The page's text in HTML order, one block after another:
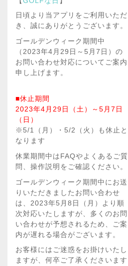
日頃より当アプリをご利用いただ
き、誠にありがとうございます。
ゴールデンウィーク期間中
（2023年4月29日～5月7日）の
お問い合わせ対応についてご案内
申し上げます。
■休止期間
2023年4月29日（土）～5月7日
（日）
※5/1（月）・5/2（火）も休止と
なります
休業期間中はFAQやよくあるご質
問、操作説明をご確認ください。
ゴールデンウィーク期間中にお送
りいただきましたお問い合わせ
は、2023年5月8日（月）より順
次対応いたしますが、多くのお問
い合わせが予想されるため、ご案
内が遅れる場合がございます。
お客様にはご迷惑をお掛けいたし
ますが、何卒ご了承くださいます